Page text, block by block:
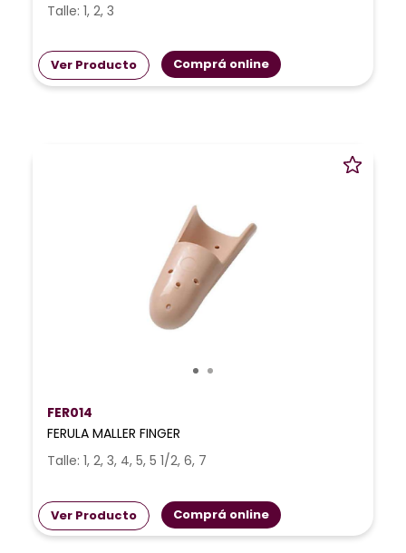
Talle: 1, 2, 3
Ver Producto Comprá online
FER014
FERULA MALLER FINGER
Talle: 1, 2, 3, 4, 5, 5 1/2, 6, 7
Ver Producto Comprá online